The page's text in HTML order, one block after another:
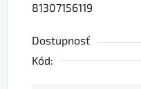
81307156119
Dostupnosť
Kód: